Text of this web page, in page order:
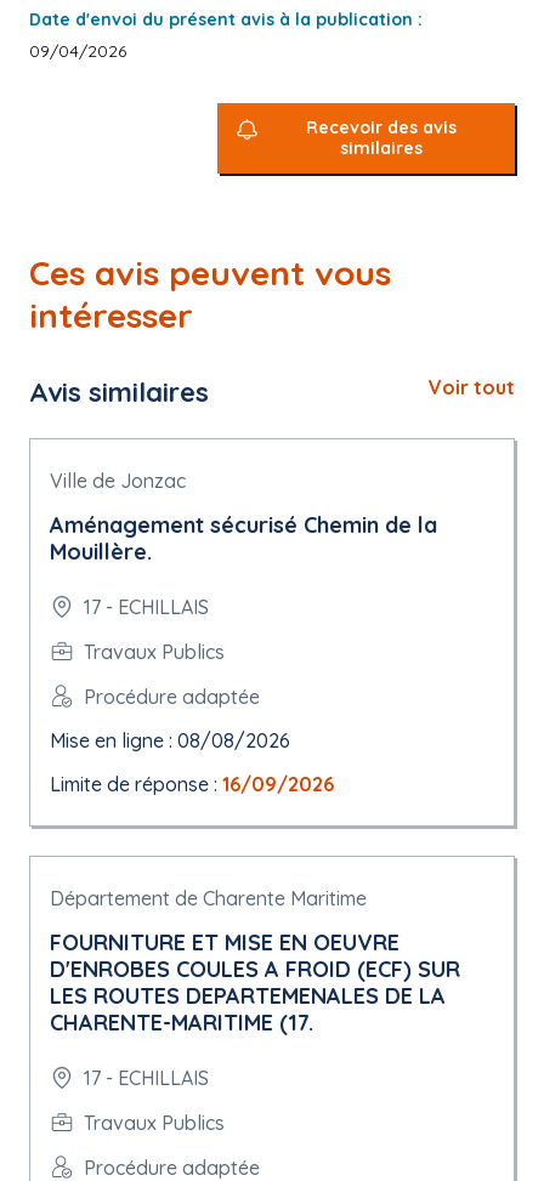
Date d'envoi du présent avis à la publication :
09/04/2026
Recevoir des avis
similaires
Ces avis peuvent vous
intéresser
Avis similaires Voir tout
Ville de Jonzac
Aménagement sécurisé Chemin de la
Mouillère.
17 - ECHILLAIS
Travaux Publics
Procédure adaptée
Mise en ligne : 08/08/2026
Limite de réponse : 16/09/2026
Département de Charente Maritime
FOURNITURE ET MISE EN OEUVRE
D'ENROBES COULES A FROID (ECF) SUR
LES ROUTES DEPARTEMENALES DE LA
CHARENTE-MARITIME (17.
17 - ECHILLAIS
Travaux Publics
Procédure adaptée